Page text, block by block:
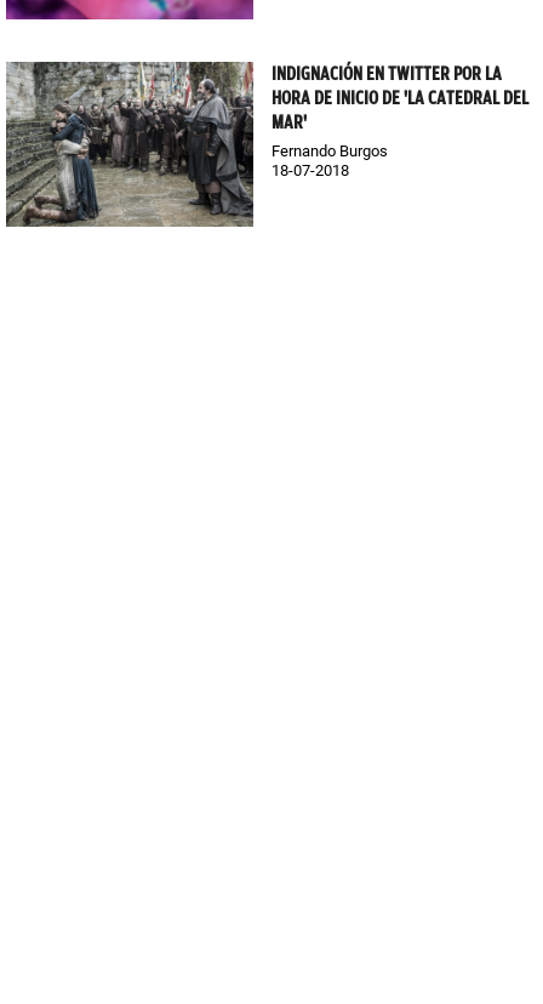
INDIGNACIÓN EN TWITTER POR LA
HORA DE INICIO DE 'LA CATEDRAL DEL
MAR'
Fernando Burgos
18-07-2018